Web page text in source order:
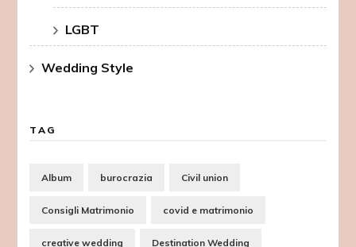
LGBT
Wedding Style
TAG
Album burocrazia Civil union
Consigli Matrimonio covid e matrimonio
creative wedding Destination Wedding